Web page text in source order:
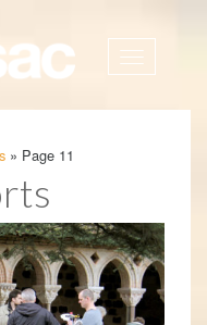
Afficher
» Page 11